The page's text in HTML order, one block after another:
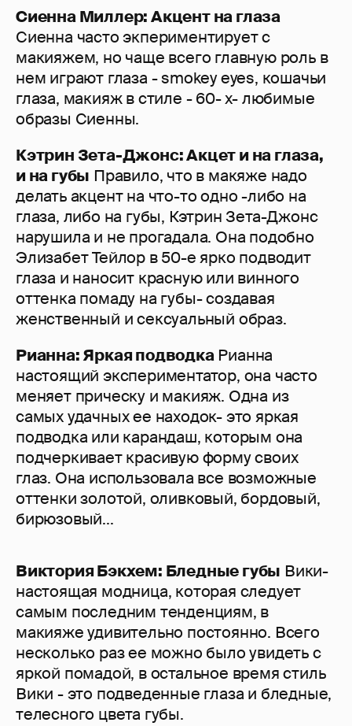
Сиенна Миллер: Акцент на глаза
Сиенна часто экпериментирует с
макияжем, но чаще всего главную роль в
нем играют глаза - smokey eyes, кошачьи
глаза, макияж в стиле - 60- х- любимые
образы Сиенны.
Кэтрин Зета-Джонс: Акцет и на глаза,
и на губы Правило, что в макяже надо
делать акцент на что-то одно -либо на
глаза, либо на губы, Кэтрин Зета-Джонс
нарушила и не прогадала. Она подобно
Элизабет Тейлор в 50-е ярко подводит
глаза и наносит красную или винного
оттенка помаду на губы- создавая
женственный и сексуальный образ.
Рианна: Яркая подводкаРианна
настоящий экспериментатор, она часто
меняет прическу и макияж. Одна из
самых удачных ее находок- это яркая
подводка или карандаш, которым она
подчеркивает красивую форму своих
глаз. Она использовала все возможные
оттенки золотой, оливковый, бордовый,
бирюзовый...
Виктория Бэкхем: Бледные губы Вики-
настоящая модница, которая следует
самым последним тенденциям, в
макияже удивительно постоянно. Всего
несколько раз ее можно было увидеть с
яркой помадой, в остальное время стиль
Вики - это подведенные глаза и бледные,
телесного цвета губы.